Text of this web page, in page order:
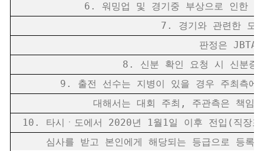
6. 워밍업 및 경기중 부상으로 인한
7. 경기와 관련한 모
판정은 JBTA 랭
8. 신분 확인 요청 시 신분증
9. 출전 선수는 지병이 있을 경우 주최측에
대해서는 대회 주최, 주관측은 책임을
10. 타시ㆍ도에서 2020년 1월1일 이후 전입(직장포
심사를 받고 본인에게 해당되는 등급으로 등록